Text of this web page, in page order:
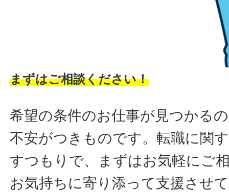
まずはご相談ください！
希望の条件のお仕事が見つかる
不安がつきものです。転職に関
すつもりで、まずはお気軽にご
お気持ちに寄り添って支援させ